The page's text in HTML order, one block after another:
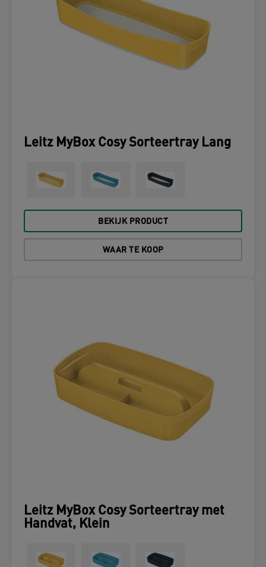
Leitz MyBox Cosy Sorteertray Lang
BEKIJK PRODUCT
WAAR TE KOOP
Leitz MyBox Cosy Sorteertray met
Handvat, Klein